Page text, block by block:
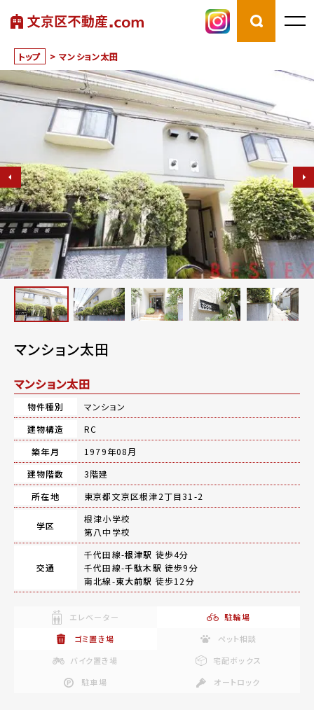
トップ > マンション太田
マンション太田
マンション太田
物件種別
マンション
建物構造
RC
築年月
1979年08月
建物階数
3階建
所在地
東京都文京区根津2丁目31-2
学区
根津小学校
第八中学校
交通
千代田線-根津駅 徒歩4分
千代田線-千駄木駅 徒歩9分
南北線-東大前駅 徒歩12分
エレベーター
駐輪場
ゴミ置き場
ペット相談
バイク置き場
宅配ボックス
駐車場
オートロック